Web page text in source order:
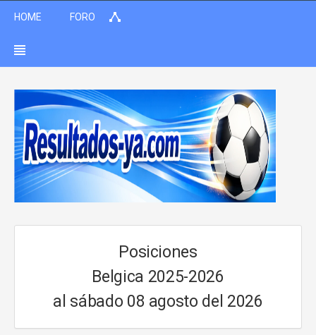
HOME FORO
Posiciones
Belgica 2025-2026
al sábado 08 agosto del 2026